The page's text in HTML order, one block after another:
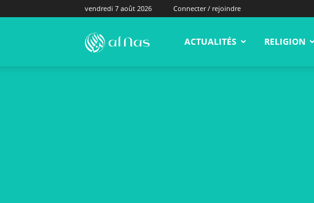
vendredi 7 août 2026 Connecter / rejoindre
alNas.fr ACTUALITÉS RELIGION